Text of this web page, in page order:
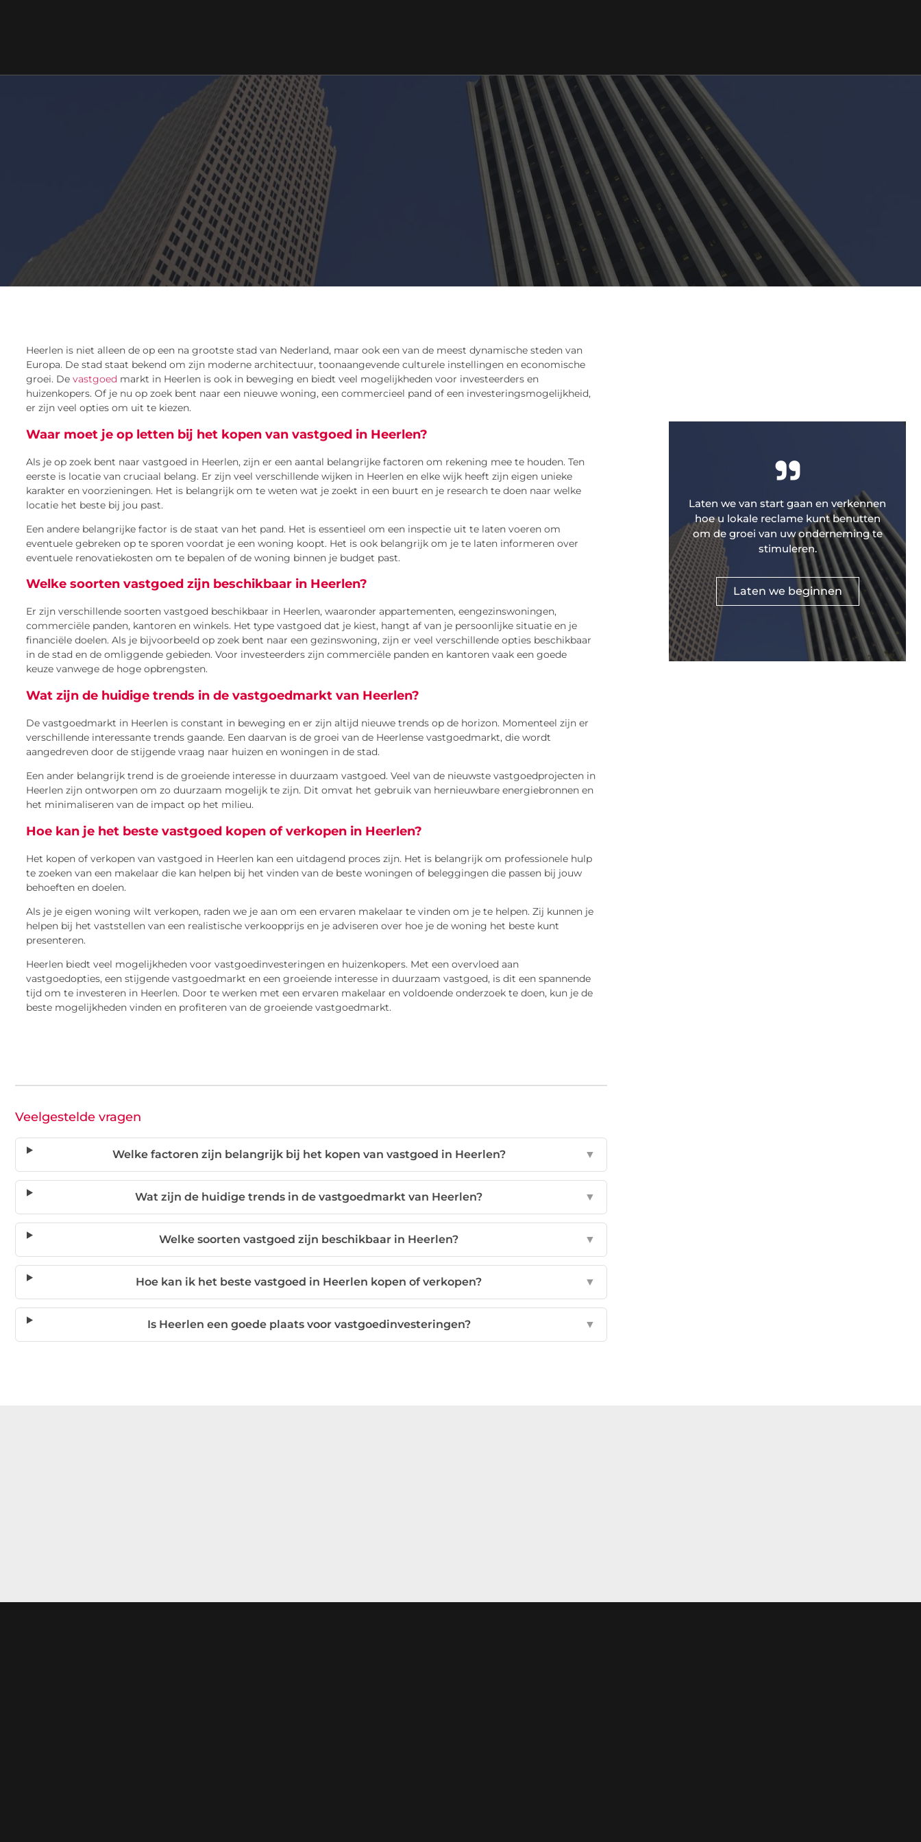
Heerlen is niet alleen de op een na grootste stad van Nederland, maar ook een van de meest dynamische steden van
Europa. De stad staat bekend om zijn moderne architectuur, toonaangevende culturele instellingen en economische
groei. De vastgoed markt in Heerlen is ook in beweging en biedt veel mogelijkheden voor investeerders en
huizenkopers. Of je nu op zoek bent naar een nieuwe woning, een commercieel pand of een investeringsmogelijkheid,
er zijn veel opties om uit te kiezen.
Waar moet je op letten bij het kopen van vastgoed in Heerlen?
Als je op zoek bent naar vastgoed in Heerlen, zijn er een aantal belangrijke factoren om rekening mee te houden. Ten
eerste is locatie van cruciaal belang. Er zijn veel verschillende wijken in Heerlen en elke wijk heeft zijn eigen unieke
karakter en voorzieningen. Het is belangrijk om te weten wat je zoekt in een buurt en je research te doen naar welke
locatie het beste bij jou past.
Een andere belangrijke factor is de staat van het pand. Het is essentieel om een inspectie uit te laten voeren om
eventuele gebreken op te sporen voordat je een woning koopt. Het is ook belangrijk om je te laten informeren over
eventuele renovatiekosten om te bepalen of de woning binnen je budget past.
Welke soorten vastgoed zijn beschikbaar in Heerlen?
Er zijn verschillende soorten vastgoed beschikbaar in Heerlen, waaronder appartementen, eengezinswoningen,
commerciële panden, kantoren en winkels. Het type vastgoed dat je kiest, hangt af van je persoonlijke situatie en je
financiële doelen. Als je bijvoorbeeld op zoek bent naar een gezinswoning, zijn er veel verschillende opties beschikbaar
in de stad en de omliggende gebieden. Voor investeerders zijn commerciële panden en kantoren vaak een goede
keuze vanwege de hoge opbrengsten.
Wat zijn de huidige trends in de vastgoedmarkt van Heerlen?
De vastgoedmarkt in Heerlen is constant in beweging en er zijn altijd nieuwe trends op de horizon. Momenteel zijn er
verschillende interessante trends gaande. Een daarvan is de groei van de Heerlense vastgoedmarkt, die wordt
aangedreven door de stijgende vraag naar huizen en woningen in de stad.
Een ander belangrijk trend is de groeiende interesse in duurzaam vastgoed. Veel van de nieuwste vastgoedprojecten in
Heerlen zijn ontworpen om zo duurzaam mogelijk te zijn. Dit omvat het gebruik van hernieuwbare energiebronnen en
het minimaliseren van de impact op het milieu.
Hoe kan je het beste vastgoed kopen of verkopen in Heerlen?
Het kopen of verkopen van vastgoed in Heerlen kan een uitdagend proces zijn. Het is belangrijk om professionele hulp
te zoeken van een makelaar die kan helpen bij het vinden van de beste woningen of beleggingen die passen bij jouw
behoeften en doelen.
Als je je eigen woning wilt verkopen, raden we je aan om een ervaren makelaar te vinden om je te helpen. Zij kunnen je
helpen bij het vaststellen van een realistische verkoopprijs en je adviseren over hoe je de woning het beste kunt
presenteren.
Heerlen biedt veel mogelijkheden voor vastgoedinvesteringen en huizenkopers. Met een overvloed aan
vastgoedopties, een stijgende vastgoedmarkt en een groeiende interesse in duurzaam vastgoed, is dit een spannende
tijd om te investeren in Heerlen. Door te werken met een ervaren makelaar en voldoende onderzoek te doen, kun je de
beste mogelijkheden vinden en profiteren van de groeiende vastgoedmarkt.
Veelgestelde vragen
Welke factoren zijn belangrijk bij het kopen van vastgoed in Heerlen? ▼
Wat zijn de huidige trends in de vastgoedmarkt van Heerlen? ▼
Welke soorten vastgoed zijn beschikbaar in Heerlen? ▼
Hoe kan ik het beste vastgoed in Heerlen kopen of verkopen? ▼
Is Heerlen een goede plaats voor vastgoedinvesteringen? ▼
"
Laten we van start gaan en verkennen
hoe u lokale reclame kunt benutten
om de groei van uw onderneming te
stimuleren.
Laten we beginnen